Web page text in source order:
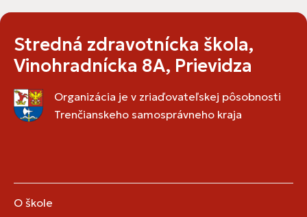
Stredná zdravotnícka škola,
Vinohradnícka 8A, Prievidza
Organizácia je v zriaďovateľskej pôsobnosti
Trenčianskeho samosprávneho kraja
O škole